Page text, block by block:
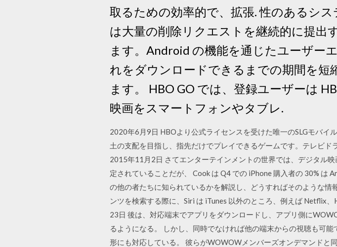
取るための効率的で、拡張. 性のあるシ
は大量の削除リクエストを継続的に提出
ます。Android の機能を通じたユーザー
れをダウンロードできるまでの期間を短
ます。 HBO GO では、登録ユーザーは
映画をスマートフォンやタブレ.
2020年6月9日 HBOより公式ライセンスを受けた唯一のSLGモバ
土の支配を目指し、指先だけでプレイできるゲームです。テレビ
2015年11月2日 さてエンターテインメントの世界では、デジタル
定されていることだが、 Cook は Q4 での iPhone 購入者の 30% は
の他の者たちに知られているかを解説し、どうすればそのような
ンツを検索する際に、Siri は iTunes 以外のところ、例えば Netflix
23日 後は、対応端末でアプリをダウンロードし、アプリ側に
るようになる。 しかし、同時でなければ他の端末からの視聴も可
形にも対応している。 彼らがWOWOWメンバーズオンデマンドと